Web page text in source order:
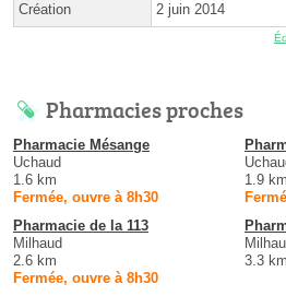
Création 2 juin 2014
Pharmacies proches
Pharmacie Mésange
Uchaud
1.6 km
Fermée, ouvre à 8h30
1.9 km
Pharmacie de la 113
Milhaud
2.6 km
Fermée, ouvre à 8h30
3.3 km